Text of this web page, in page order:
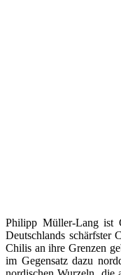
Philipp Müller-Lang ist
Deutschlands schärfster
Chilis an ihre Grenzen
im Gegensatz dazu